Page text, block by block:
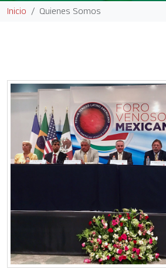
Inicio Quienes Somos